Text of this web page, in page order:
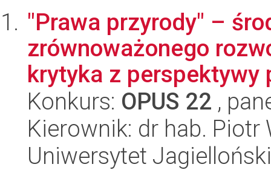
"Prawa przyrody" –
zrównoważonego
krytyka z perspektywy
Konkurs: OPUS 22 ,
Kierownik: dr hab. Piotr
Uniwersytet